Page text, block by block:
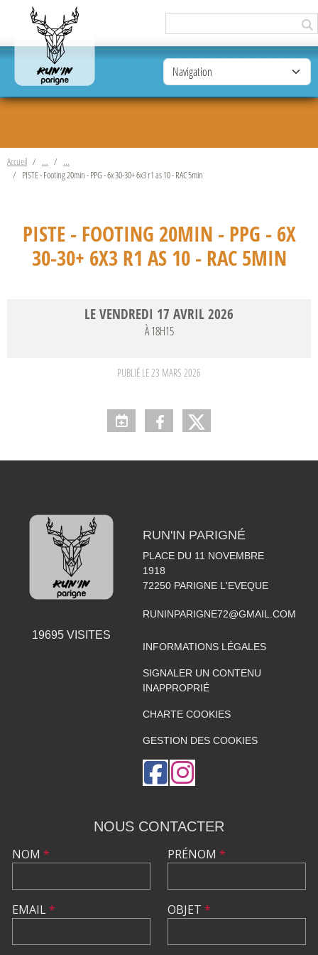
Accueil
PISTE - Footing 20min - PPG - 6x 30-30+ 6x3 r1 as 10 - RAC 5min
PISTE - FOOTING 20MIN - PPG - 6X
30-30+ 6X3 R1 AS 10 - RAC 5MIN
LEVENDREDI 17 AVRIL2026
À 18H15
PUBLIÉ LE23 MARS 2026
19695VISITES
RUN'IN PARIGNÉ
PLACE DU 11 NOVEMBRE
1918
72250 PARIGNE L'EVEQUE
RUNINPARIGNE72@GMAIL.COM
INFORMATIONS LÉGALES
SIGNALER UN CONTENU
INAPPROPRIÉ
CHARTE COOKIES
GESTION DES COOKIES
NOUS CONTACTER
NOM *
EMAIL*
PRÉNOM *
OBJET *
Panneau de gestion des cookies